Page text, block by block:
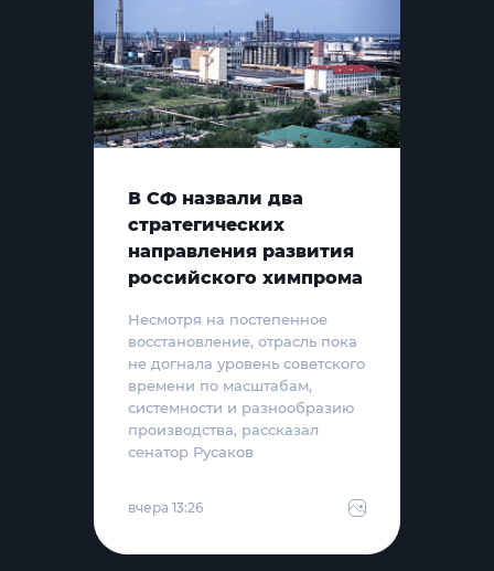
В СФ назвали два
стратегических
направления развития
российского химпрома
Несмотря на постепенное
восстановление, отрасль пока
не догнала уровень советского
времени по масштабам,
системности и разнообразию
производства, рассказал
сенатор Русаков
вчера 13:26